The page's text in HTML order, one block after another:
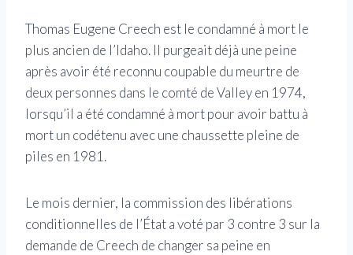
Thomas Eugene Creech est le condamné à mort le
plus ancien de l’Idaho. Il purgeait déjà une peine
après avoir été reconnu coupable du meurtre de
deux personnes dans le comté de Valley en 1974,
lorsqu’il a été condamné à mort pour avoir battu à
mort un codétenu avec une chaussette pleine de
piles en 1981.
Le mois dernier, la commission des libérations
conditionnelles de l’État a voté par 3 contre 3 sur la
demande de Creech de changer sa peine en